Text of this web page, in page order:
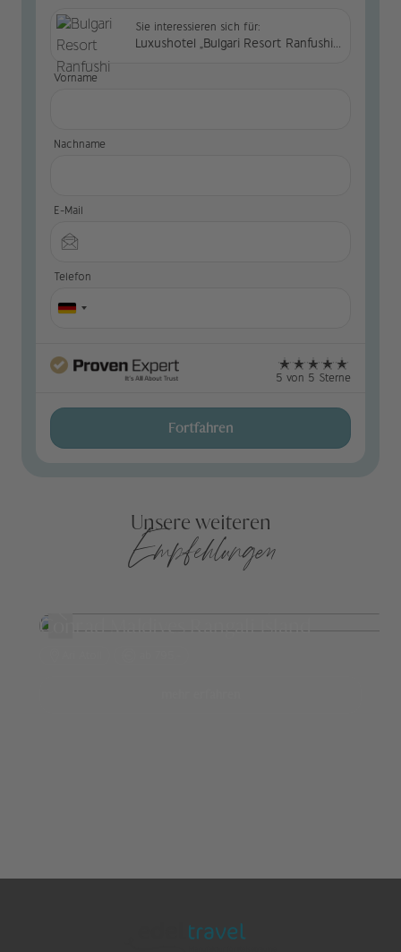
Sie interessieren sich für:
Vorname
Nachname
E-Mail
Telefon
5 von 5 Sterne
Fortfahren
Unsere weiteren
Empfehlungen
Conrad Maldives Rangali Island